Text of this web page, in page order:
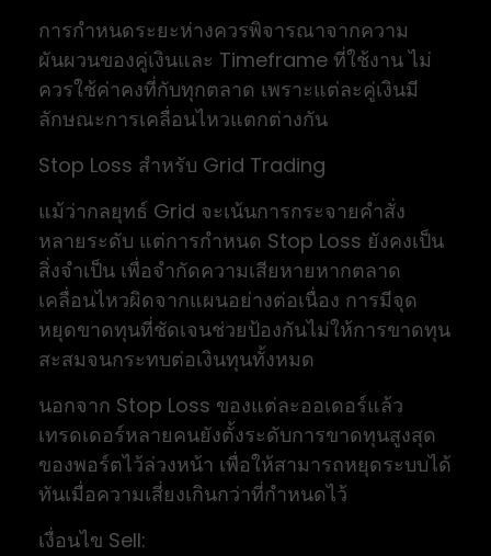
การกำหนดระยะห่างควรพิจารณาจากความ
ผันผวนของคู่เงินและ Timeframe ที่ใช้งาน ไม่
ควรใช้ค่าคงที่กับทุกตลาด เพราะแต่ละคู่เงินมี
ลักษณะการเคลื่อนไหวแตกต่างกัน
Stop Loss สำหรับ Grid Trading
แม้ว่ากลยุทธ์ Grid จะเน้นการกระจายคำสั่ง
หลายระดับ แต่การกำหนด Stop Loss ยังคงเป็น
สิ่งจำเป็น เพื่อจำกัดความเสียหายหากตลาด
เคลื่อนไหวผิดจากแผนอย่างต่อเนื่อง การมีจุด
หยุดขาดทุนที่ชัดเจนช่วยป้องกันไม่ให้การขาดทุน
สะสมจนกระทบต่อเงินทุนทั้งหมด
นอกจาก Stop Loss ของแต่ละออเดอร์แล้ว
เทรดเดอร์หลายคนยังตั้งระดับการขาดทุนสูงสุด
ของพอร์ตไว้ล่วงหน้า เพื่อให้สามารถหยุดระบบได้
ทันเมื่อความเสี่ยงเกินกว่าที่กำหนดไว้
เงื่อนไข Sell: